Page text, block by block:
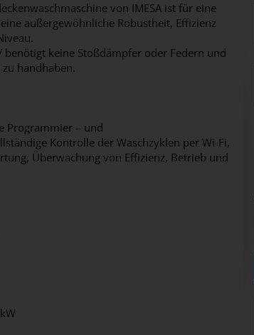
von IMESA ist für eine
außergewöhnliche Robustheit, Effizienz
benötigt keine Stoßdämpfer oder Federn und
handhaben.
Programmier – und
Kontrolle der Waschzyklen per Wi-Fi,
Überwachung von Effizienz, Betrieb und